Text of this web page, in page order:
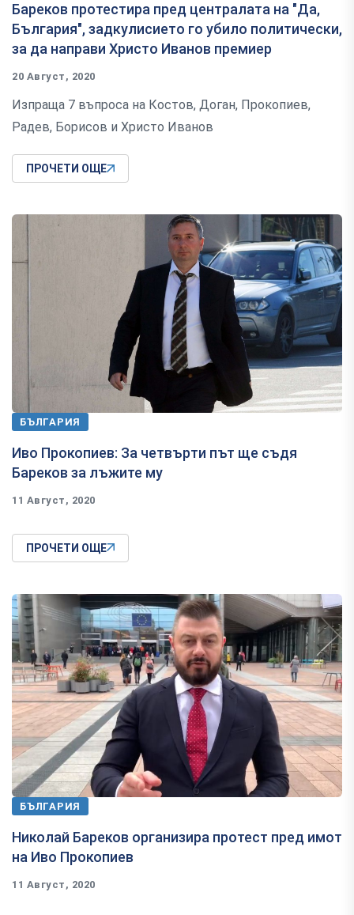
Бареков протестира пред централата на "Да,
България", задкулисието го убило политически,
за да направи Христо Иванов премиер
20 Август, 2020
Изпраща 7 въпроса на Костов, Доган, Прокопиев,
Радев, Борисов и Христо Иванов
ПРОЧЕТИ ОЩЕ
БЪЛГАРИЯ
Иво Прокопиев: За четвърти път ще съдя
Бареков за лъжите му
11 Август, 2020
ПРОЧЕТИ ОЩЕ
БЪЛГАРИЯ
Николай Бареков организира протест пред имот
на Иво Прокопиев
11 Август, 2020